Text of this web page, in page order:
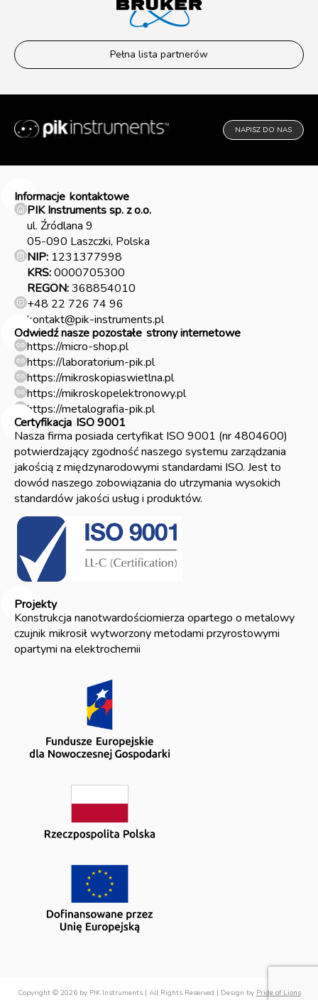
Pełna lista partnerów
NAPISZ DO NAS
Informacje kontaktowe
PIK Instruments sp. z o.o.
ul. Źródlana 9
05-090 Laszczki, Polska
NIP: 1231377998
KRS:0000705300
REGON:368854010
+48 22 726 74 96
kontakt@pik-instruments.pl
Odwiedź nasze pozostałe strony internetowe
https://micro-shop.pl
https://laboratorium-pik.pl
https://mikroskopiaswietlna.pl
https://mikroskopelektronowy.pl
https://metalografia-pik.pl
Certyfikacja ISO 9001
Nasza firma posiada certyfikat ISO 9001 (nr 4804600)
potwierdzający zgodność naszego systemu zarządzania
jakością z międzynarodowymi standardami ISO. Jest to
dowód naszego zobowiązania do utrzymania wysokich
standardów jakości usług i produktów.
Projekty
Konstrukcja nanotwardościomierza opartego o metalowy
czujnik mikrosił wytworzony metodami przyrostowymi
opartymi na elektrochemii
Copyright © 2026 by PIK Instruments | All Rights Reserved | Design by Pride of Lions